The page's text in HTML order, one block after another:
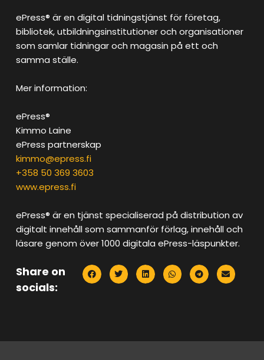
ePress® är en digital tidningstjänst för företag,
bibliotek, utbildningsinstitutioner och organisationer
som samlar tidningar och magasin på ett och
samma ställe.
Mer information:
ePress®
Kimmo Laine
ePress partnerskap
kimmo@epress.fi
+358 50 369 3603
www.epress.fi
ePress® är en tjänst specialiserad på distribution av
digitalt innehåll som sammanför förlag, innehåll och
läsare genom över 1000 digitala ePress-läspunkter.
Share on
socials: